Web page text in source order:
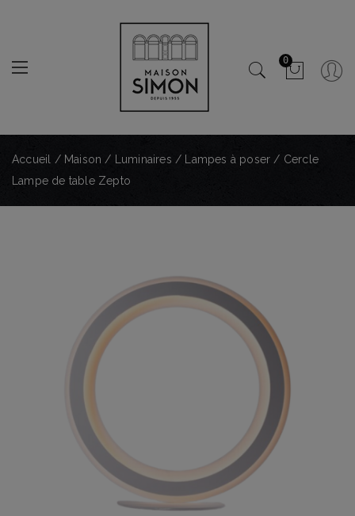
0
Accueil / Maison / Luminaires / Lampes à poser / Cercle
Lampe de table Zepto